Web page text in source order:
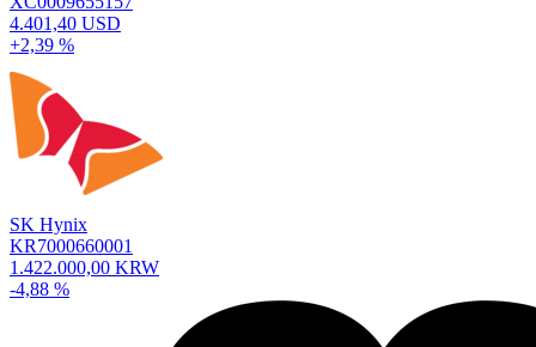
4.401,40 USD
+2,39 %
SK Hynix
KR7000660001
1.422.000,00 KRW
-4,88 %